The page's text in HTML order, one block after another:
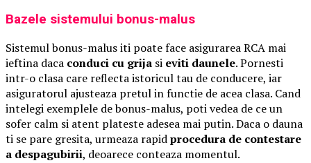
Bazele sistemului bonus-malus
Sistemul bonus-malus iti poate face asigurarea RCA mai
ieftina daca conduci cu grija si eviti daunele. Pornesti
intr-o clasa care reflecta istoricul tau de conducere, iar
asiguratorul ajusteaza pretul in functie de acea clasa. Cand
intelegi exemplele de bonus-malus, poti vedea de ce un
sofer calm si atent plateste adesea mai putin. Daca o dauna
ti se pare gresita, urmeaza rapidprocedura de contestare
a despagubirii, deoarece conteaza momentul.